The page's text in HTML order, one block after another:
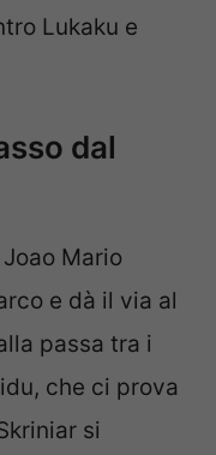
Lukaku e
dal
Mario
e dà il via al
passa tra i
che ci prova
si